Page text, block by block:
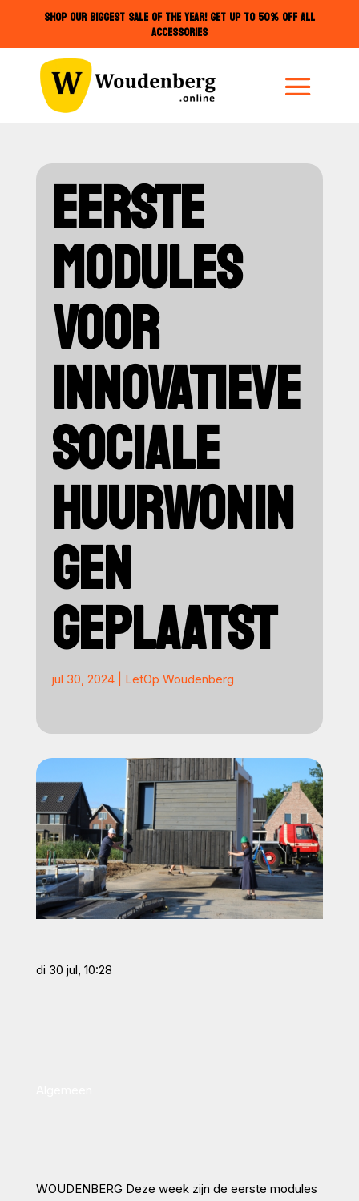
SHOP OUR BIGGEST SALE OF THE YEAR! GET UP TO 50% OFF ALL
ACCESSORIES
EERSTE
MODULES
VOOR
INNOVATIEVE
SOCIALE
HUURWONIN
GEN
GEPLAATST
jul 30, 2024| LetOp Woudenberg
di 30 jul, 10:28
WOUDENBERG Deze week zijn de eerste modules